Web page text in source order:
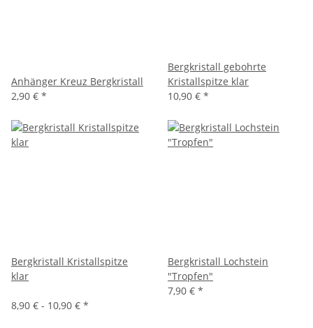
Anhänger Kreuz Bergkristall
2,90 € *
Bergkristall gebohrte
Kristallspitze klar
10,90 € *
Bergkristall Kristallspitze
klar
8,90 € - 10,90 € *
Bergkristall Lochstein
"Tropfen"
7,90 € *